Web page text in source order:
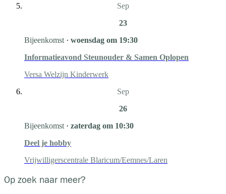
Sep
23
Bijeenkomst · woensdag om 19:30
Informatieavond Steunouder & Samen Oplopen
Versa Welzijn Kinderwerk
Sep
26
Bijeenkomst · zaterdag om 10:30
Deel je hobby
Vrijwilligerscentrale Blaricum/Eemnes/Laren
Op zoek naar meer?